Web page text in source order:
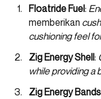
Floatride Fuel:
memberikan
cushioning feel
Zig Energy Shell:
while providing a
Zig Energy Bands